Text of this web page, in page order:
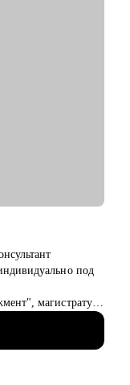
под
магистратура
уровни позиции